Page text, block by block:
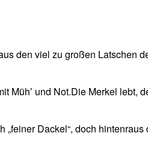
den viel zu großen Latschen
Mühʼ und Not.Die Merkel lebt,
„feiner Dackel“, doch